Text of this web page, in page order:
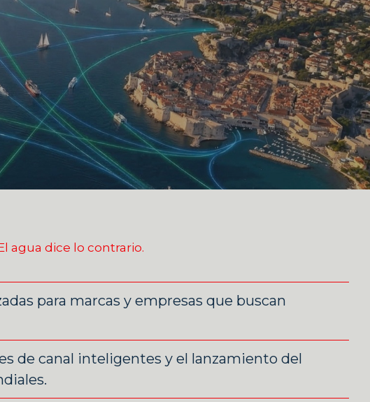
agua dice lo contrario.
para marcas y empresas que buscan
de canal inteligentes y el lanzamiento del